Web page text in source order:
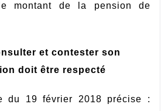
montant de la pension de
et contester son
doit être respecté
du 19 février 2018 précise :